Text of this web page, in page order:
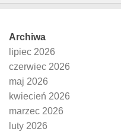
Archiwa
lipiec 2026
czerwiec 2026
maj 2026
kwiecień 2026
marzec 2026
luty 2026